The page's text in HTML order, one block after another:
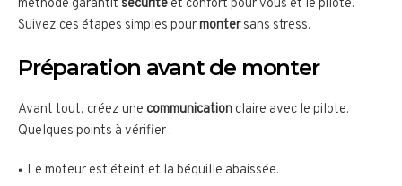
méthode garantit sécurité et confort pour vous et le pilote.
Suivez ces étapes simples pourmontersans stress.
Préparation avant de monter
Avant tout, créez une communication claire avec le pilote.
Quelques points à vérifier :
Le moteur est éteint et la béquille abaissée.